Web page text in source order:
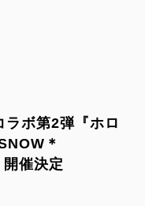
ボ第2弾『ホロ
＊
催決定